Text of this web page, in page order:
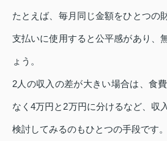
たとえば、毎月同じ金額をひとつの
支払いに使用すると公平感があり、
ょう。
2人の収入の差が大きい場合は、食
なく4万円と2万円に分けるなど、収
検討してみるのもひとつの手段です。